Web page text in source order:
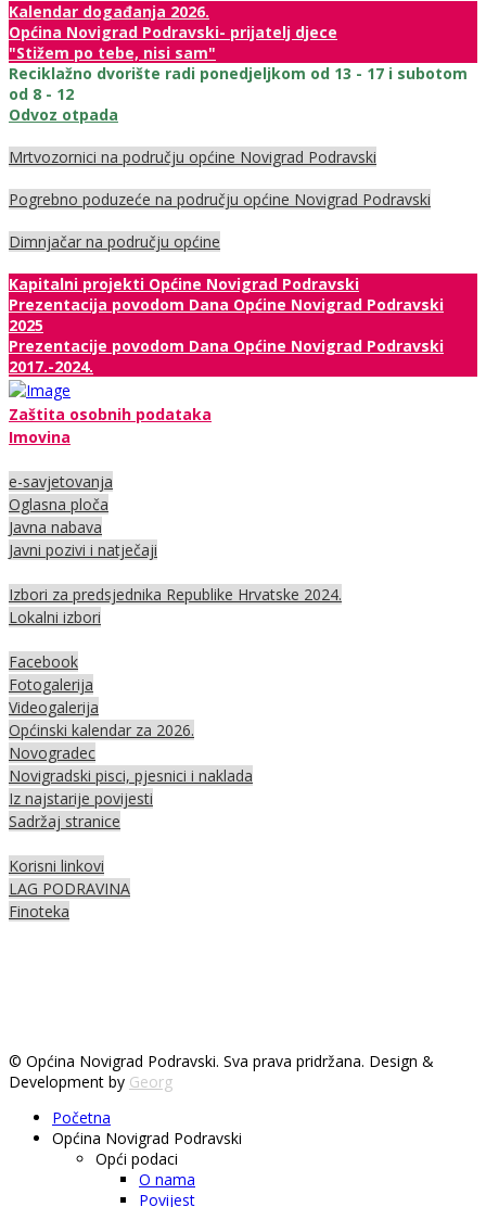
Kalendar događanja 2026.
Općina Novigrad Podravski- prijatelj djece
"Stižem po tebe, nisi sam"
Reciklažno dvorište radi ponedjeljkom od 13 - 17 i subotom
od 8 - 12
Odvoz otpada
Mrtvozornici na području općine Novigrad Podravski
Pogrebno poduzeće na području općine Novigrad Podravski
Dimnjačar na području općine
Kapitalni projekti Općine Novigrad Podravski
Prezentacija povodom Dana Općine Novigrad Podravski
2025
Prezentacije povodom Dana Općine Novigrad Podravski
2017.-2024.
Zaštita osobnih podataka
Imovina
e-savjetovanja
Oglasna ploča
Javna nabava
Javni pozivi i natječaji
Izbori za predsjednika Republike Hrvatske 2024.
Lokalni izbori
Facebook
Fotogalerija
Videogalerija
Općinski kalendar za 2026.
Novogradec
Novigradski pisci, pjesnici i naklada
Iz najstarije povijesti
Sadržaj stranice
Korisni linkovi
LAG PODRAVINA
Finoteka
© Općina Novigrad Podravski. Sva prava pridržana. Design &
Development by Georg
Početna
Općina Novigrad Podravski
Opći podaci
O nama
Povijest